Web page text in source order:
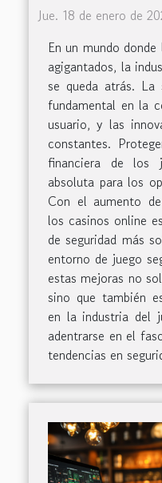
Jue. 18 de enero de
En un mundo
agigantados, la
se queda atrás.
fundamental en la
usuario, y las
constantes.
financiera de los
absoluta para los
Con el aumento
los casinos online
de seguridad más
entorno de juego
estas mejoras no
sino que también
en la industria del
adentrarse en el
tendencias en